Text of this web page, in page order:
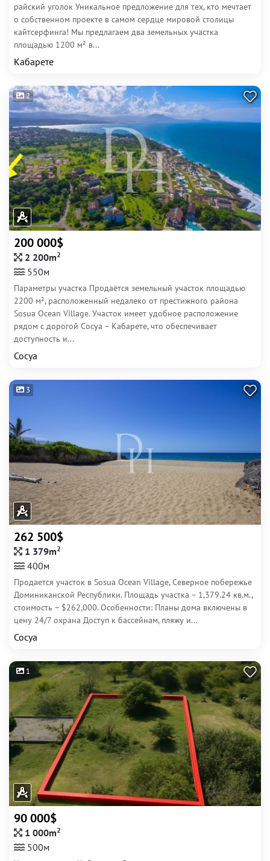
райский уголок Уникальное предложение для тех, кто мечтает
о собственном проекте в самом сердце мировой столицы
кайтсерфинга! Мы предлагаем два земельных участка
площадью 1200 м² в...
Кабарете
2
200 000$
2 200m2
550м
Параметры участка Продаётся земельный участок площадью
2200 м², расположенный недалеко от престижного района
Sosua Ocean Village. Участок имеет удобное расположение
рядом с дорогой Сосуа – Кабарете, что обеспечивает
доступность и...
Сосуа
3
262 500$
1 379m2
400м
Продается участок в Sosua Ocean Village, Северное побережье
Доминиканской Республики. Площадь участка – 1,379.24 кв.м.,
стоимость – $262,000. Особенности: Планы дома включены в
цену 24/7 охрана Доступ к бассейнам, пляжу и...
Сосуа
1
90 000$
1 000m2
500м